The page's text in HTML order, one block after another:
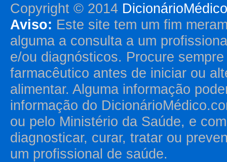
Copyright © 2014
Aviso: Este site tem um fim
alguma a consulta a um
e/ou diagnósticos. Procure
farmacêutico antes de iniciar ou
alimentar. Alguma informação
informação do
ou pelo Ministério da Saúde, e
diagnosticar, curar, tratar ou
um profissional de saúde.